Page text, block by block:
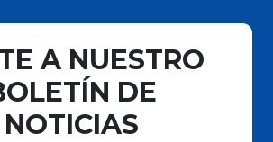
A NUESTRO
DE
NOTICIAS